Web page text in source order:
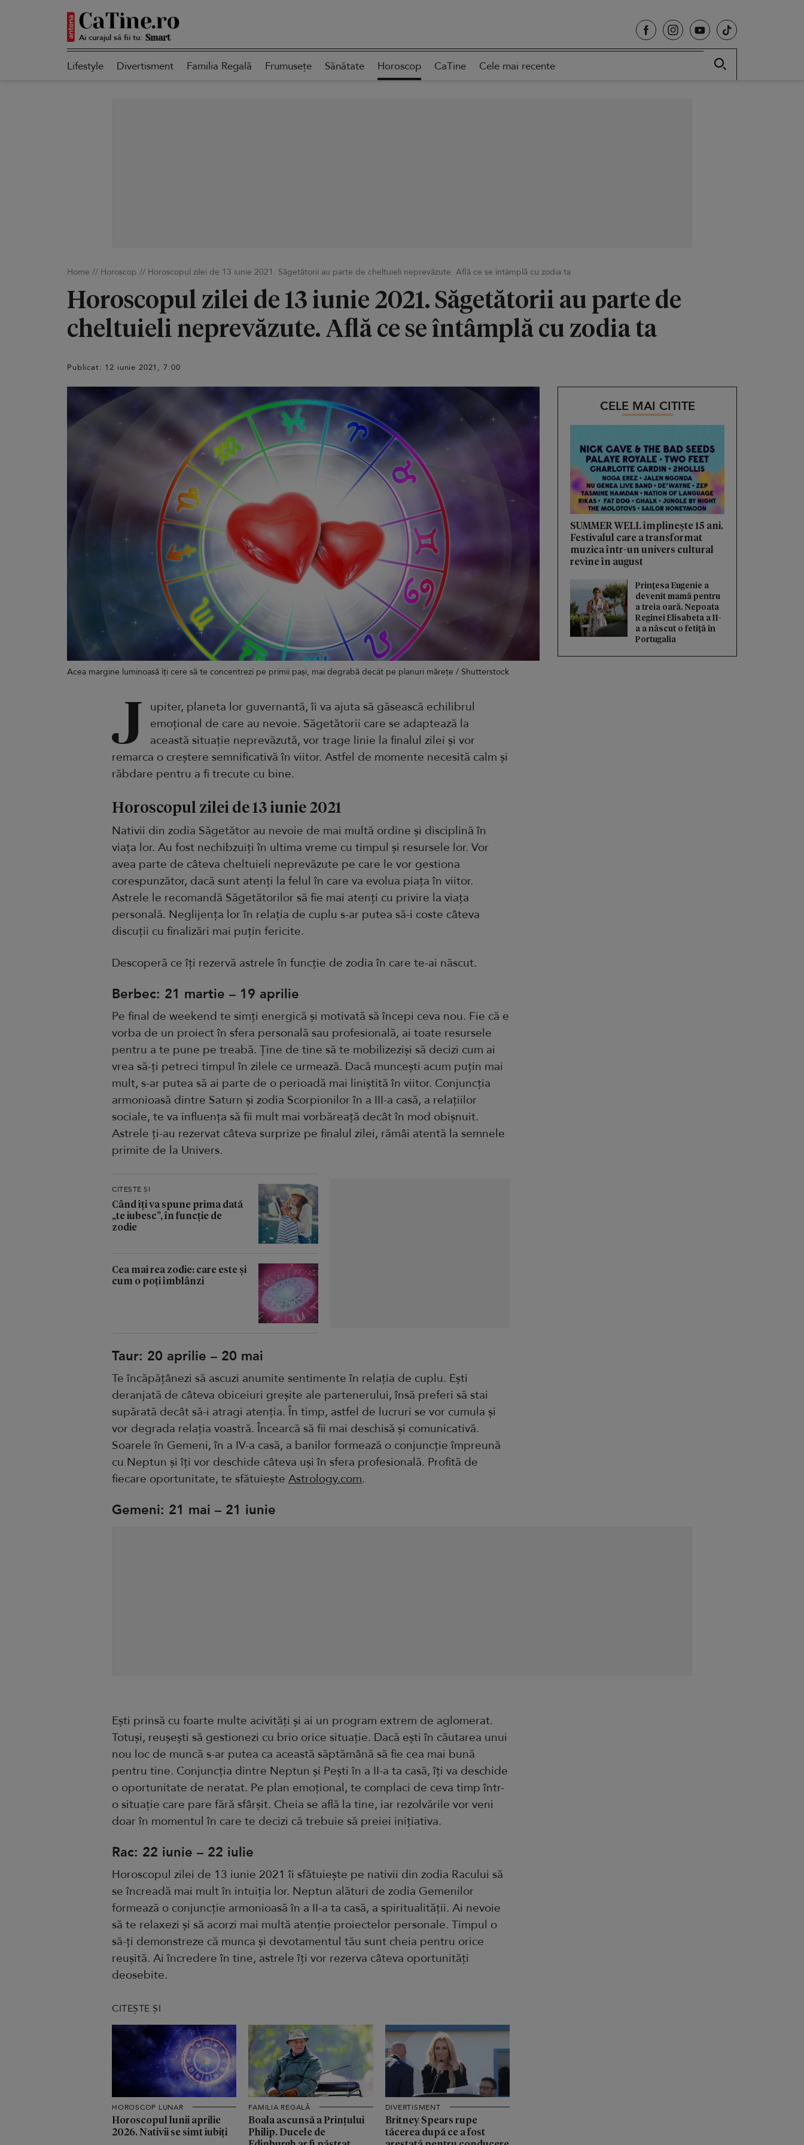
Ai curajul să fii tu: Autentică
Lifestyle Divertisment Familia Regală Frumusețe Sănătate Horoscop CaTine Cele mai recente
Home // Horoscop // Horoscopul zilei de 13 iunie 2021. Săgetătorii au parte de cheltuieli neprevăzute. Află ce se întâmplă cu zodia ta
Horoscopul zilei de 13 iunie 2021. Săgetătorii au parte de
cheltuieli neprevăzute. Află ce se întâmplă cu zodia ta
Publicat: 12 iunie 2021, 7:00
Acea margine luminoasă îți cere să te concentrezi pe primii pași, mai degrabă decât pe planuri mărețe / Shutterstock
CELE MAI CITITE
SUMMER WELL împlinește 15 ani.
Festivalul care a transformat
muzica într-un univers cultural
revine în august
Prințesa Eugenie a
devenit mamă pentru
a treia oară. Nepoata
Reginei Elisabeta a II-
a a născut o fetiță în
Portugalia
J upiter, planeta lor guvernantă, îi va ajuta să găsească echilibrul
emoțional de care au nevoie. Săgetătorii care se adaptează la
această situație neprevăzută, vor trage linie la finalul zilei și vor
remarca o creștere semnificativă în viitor. Astfel de momente necesită calm și
răbdare pentru a fi trecute cu bine.
Horoscopul zilei de 13 iunie 2021
Nativii din zodia Săgetător au nevoie de mai multă ordine și disciplină în
viața lor. Au fost nechibzuiți în ultima vreme cu timpul și resursele lor. Vor
avea parte de câteva cheltuieli neprevăzute pe care le vor gestiona
corespunzător, dacă sunt atenți la felul în care va evolua piața în viitor.
Astrele le recomandă Săgetătorilor să fie mai atenți cu privire la viața
personală. Neglijența lor în relația de cuplu s-ar putea să-i coste câteva
discuții cu finalizări mai puțin fericite.
Descoperă ce îți rezervă astrele în funcție de zodia în care te-ai născut.
Berbec: 21 martie – 19 aprilie
Pe final de weekend te simți energică și motivată să începi ceva nou. Fie că e
vorba de un proiect în sfera personală sau profesională, ai toate resursele
pentru a te pune pe treabă. Ține de tine să te mobilizeziși să decizi cum ai
vrea să-ți petreci timpul în zilele ce urmează. Dacă muncești acum puțin mai
mult, s-ar putea să ai parte de o perioadă mai liniștită în viitor. Conjuncția
armonioasă dintre Saturn și zodia Scorpionilor în a III-a casă, a relațiilor
sociale, te va influența să fii mult mai vorbăreață decât în mod obișnuit.
Astrele ți-au rezervat câteva surprize pe finalul zilei, rămâi atentă la semnele
primite de la Univers.
CITEȘTE ȘI
Când îți va spune prima dată
„te iubesc”, în funcție de
zodie
Cea mai rea zodie: care este și
cum o poți îmblânzi
Taur: 20 aprilie – 20 mai
Te încăpățânezi să ascuzi anumite sentimente în relația de cuplu. Ești
deranjată de câteva obiceiuri greșite ale partenerului, însă preferi să stai
supărată decât să-i atragi atenția. În timp, astfel de lucruri se vor cumula și
vor degrada relația voastră. Încearcă să fii mai deschisă și comunicativă.
Soarele în Gemeni, în a IV-a casă, a banilor formează o conjuncție împreună
cu Neptun și îți vor deschide câteva uși în sfera profesională. Profită de
fiecare oportunitate, te sfătuiește Astrology.com.
Gemeni: 21 mai – 21 iunie
Ești prinsă cu foarte multe acivități și ai un program extrem de aglomerat.
Totuși, reușești să gestionezi cu brio orice situație. Dacă ești în căutarea unui
nou loc de muncă s-ar putea ca această săptămână să fie cea mai bună
pentru tine. Conjuncția dintre Neptun și Pești în a II-a ta casă, îți va deschide
o oportunitate de neratat. Pe plan emoțional, te complaci de ceva timp într-
o situație care pare fără sfârșit. Cheia se află la tine, iar rezolvările vor veni
doar în momentul în care te decizi că trebuie să preiei inițiativa.
Rac: 22 iunie – 22 iulie
Horoscopul zilei de 13 iunie 2021 îi sfătuiește pe nativii din zodia Racului să
se încreadă mai mult în intuiția lor. Neptun alături de zodia Gemenilor
formează o conjuncție armonioasă în a II-a ta casă, a spiritualității. Ai nevoie
să te relaxezi și să acorzi mai multă atenție proiectelor personale. Timpul o
să-ți demonstreze că munca și devotamentul tău sunt cheia pentru orice
reușită. Ai încredere în tine, astrele îți vor rezerva câteva oportunități
deosebite.
CITEȘTE ȘI
HOROSCOP LUNAR
Horoscopul lunii aprilie
2026. Nativii se simt iubiți
FAMILIA REGALĂ
Boala ascunsă a Prințului
Philip. Ducele de
DIVERTISMENT
Britney Spears rupe
tăcerea după ce a fost